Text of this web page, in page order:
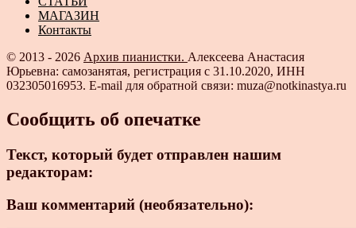
МАГАЗИН
Контакты
© 2013 - 2026 Архив пианистки. Алексеева Анастасия
Юрьевна: самозанятая, регистрация с 31.10.2020, ИНН
032305016953. E-mail для обратной связи: muza@notkinastya.ru
Сообщить об опечатке
Текст, который будет отправлен нашим
редакторам:
Ваш комментарий (необязательно):